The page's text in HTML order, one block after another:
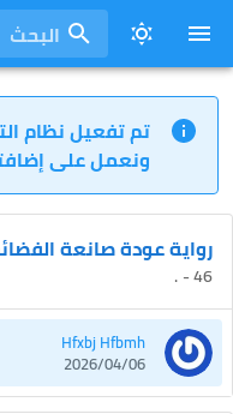
البحث
تم تفعيل نظام
ونعمل على
رواية عودة صانعة
46 - .
Hfxbj Hfbmh
2026/04/06